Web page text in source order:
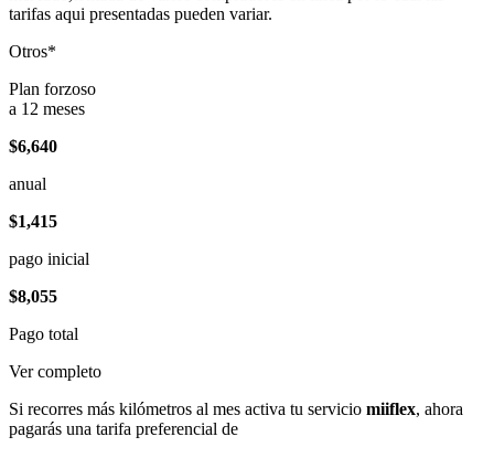
tarifas aqui presentadas pueden variar.
Otros*
Plan forzoso
a 12 meses
$6,640
anual
$1,415
pago inicial
$8,055
Pago total
Ver completo
Si recorres más kilómetros al mes activa tu servicio miiflex, ahora
pagarás una tarifa preferencial de